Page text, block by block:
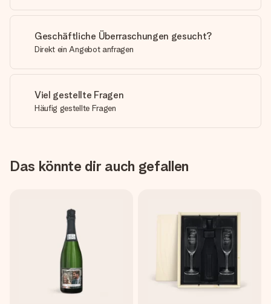
Geschäftliche Überraschungen gesucht?
Direkt ein Angebot anfragen
Viel gestellte Fragen
Häufig gestellte Fragen
Das könnte dir auch gefallen